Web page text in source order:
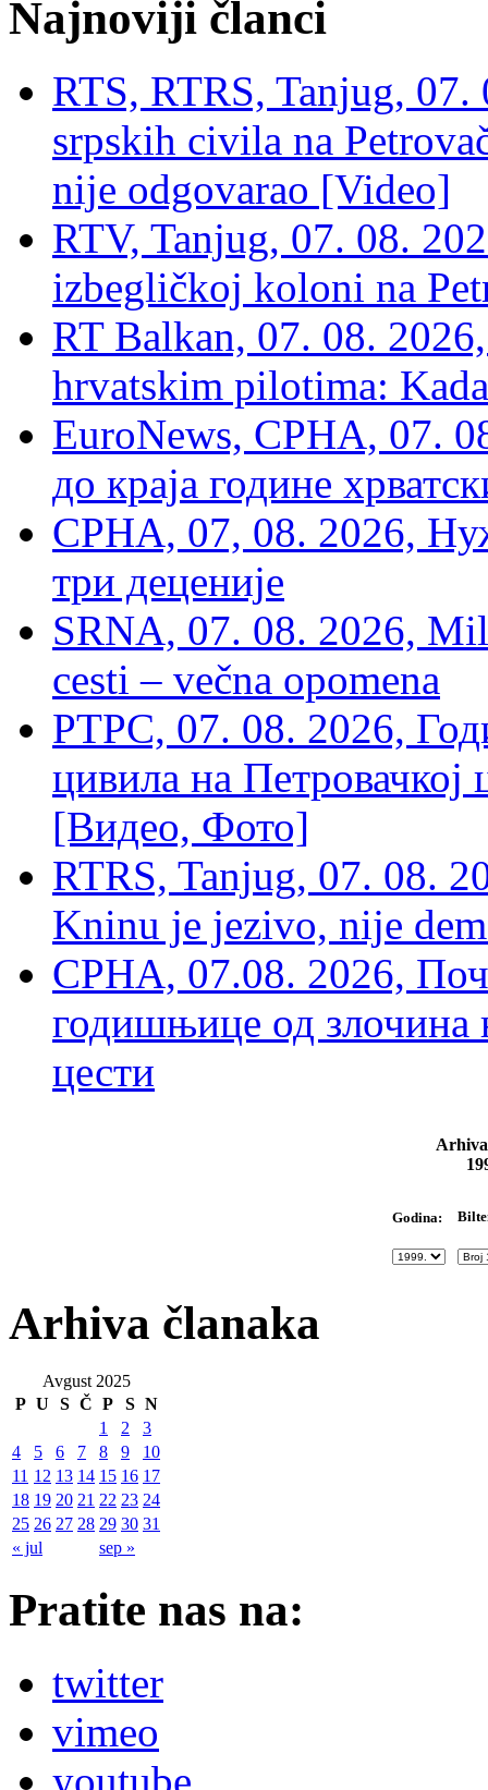
Najnoviji članci
RTS, RTRS, Tanjug,
srpskih civila na
nije odgovarao [Video]
RTV, Tanjug, 07. 08.
izbegličkoj koloni na
RT Balkan, 07. 08.
hrvatskim pilotima:
EuroNews, СРНА, 07.
до краја године
СРНА, 07, 08. 2026,
три деценије
SRNA, 07. 08. 2026,
cesti – večna opomena
РТРС, 07. 08. 2026,
цивила на Петровачкој
[Видео, Фото]
RTRS, Tanjug, 07. 08.
Kninu je jezivo, nije
СРНА, 07.08. 2026,
годишњице од злочина
цести
Godina:
Arhiva članaka
Avgust 2025
P U S Č P S N
« jul sep »
1 2
3
4
5 6 7 8 9
10
11 12 13 14 15 16 17
18 19 20 21 22 23 24
25 26 27 28 29 30 31
Pratite nas na:
twitter
vimeo